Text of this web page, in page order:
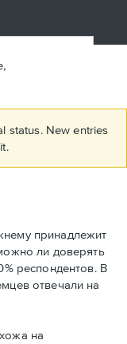
status. New entries
принадлежит
ли доверять
респондентов. В
отвечали на
на